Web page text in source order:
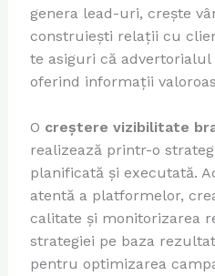
genera lead-uri, crește
construiești relații cu
te asiguri că advertorialul
oferind informații
O creștere vizibilitate
realizează printr-o
planificată și executată.
atentă a platformelor,
calitate și monitorizarea
strategiei pe baza
pentru optimizarea